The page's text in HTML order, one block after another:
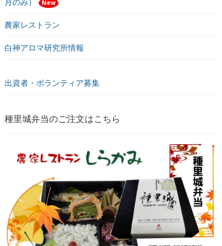
New
農家レストラン
白神アロマ研究所情報
出資者・ボランティア募集
種里城弁当のご注文はこちら